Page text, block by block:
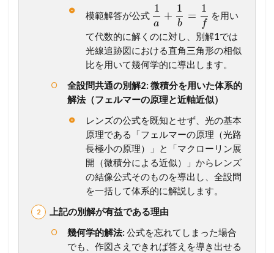
解
か
ら
算
底
イ
ド
模範解答が公式
1
a
+
1
b
=
1
f
を用い
て代数的に解くのに対し、別解1では
光線追跡図における直角三角形の相似
比を用いて幾何学的に導出します。
全設問共通の別解2: 微積分を用いた体系的
解法（フェルマーの原理と近軸近似）
レンズの公式を既知とせず、光の基本
原理である「フェルマーの原理（光路
長極小の原理）」と「マクローリン展
開（微積分による近似）」からレンズ
の結像公式そのものを導出し、全設問
を一括して体系的に解説します。
上記の別解が有益である理由
幾何学的解法: 公式を忘れてしまった場合
でも、作図さえできれば答えを導き出せる